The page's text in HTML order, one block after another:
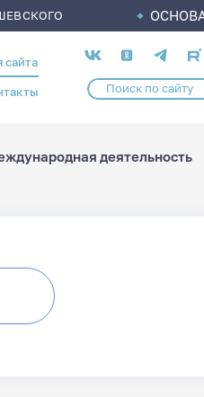
сайта
Социальные
сети
деятельность